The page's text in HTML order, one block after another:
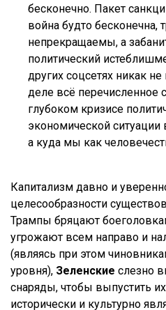
бесконечно. Пакет
война будто
непрекращаемы, а
политический
других соцсетях никак
деле всё перечисленное
глубоком кризисе
экономической
а куда мы как
Капитализм давно и
целесообразности
Трампы бряцают
угрожают всем направо и
(являясь при этом
уровня), Зеленские слезно
снаряды, чтобы выпустить
исторически и культурно